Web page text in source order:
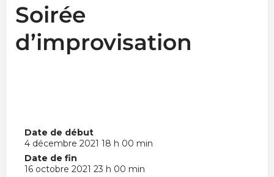
Soirée
d’improvisation
Date de début
4 décembre 2021 18 h 00 min
Date de fin
16 octobre 2021 23 h 00 min